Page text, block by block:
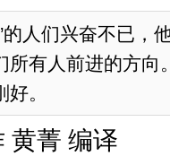
的人们兴奋不已，
所有人前进的方向
。
黄菁 编译